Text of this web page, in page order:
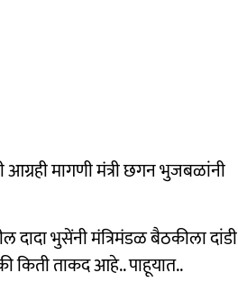
मागणी मंत्री छगन भुजबळांनी
दादा भुसेंनी मंत्रिमंडळ बैठकीला दांडी
किती ताकद आहे.. पाहूयात..